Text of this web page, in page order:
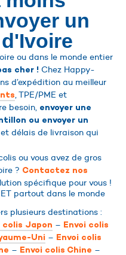
un
ou dans le monde entier
cher ! Chez Happy-
d’expédition au meilleur
, TPE/PME et
besoin, envoyer une
ou envoyer un
délais de livraison qui
ou vous avez de gros
? Contactez nos
spécifique pour vous !
partout dans le monde
plusieurs destinations :
colis Japon – Envoi colis
Uni – Envoi colis
– Envoi colis Chine –